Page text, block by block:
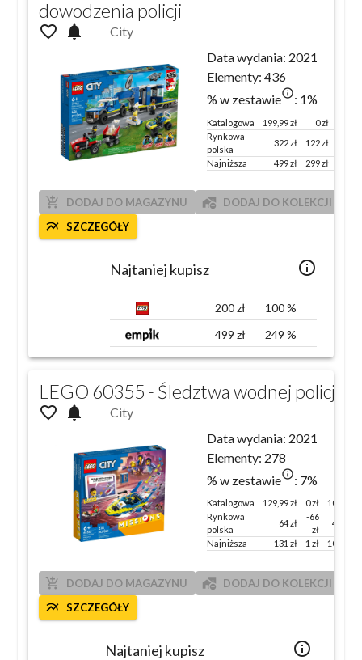
dowodzenia policji
favorite_outline notifications
City
Data wydania: 2021
Elementy: 436
% w zestawieinfo_outlined
: 1%
Katalogowa 199,99zł 0 zł
Rynkowa
polska
322zł 122zł
Najniższa
499zł 299zł
add_shopping_cart DODAJ DO MAGAZYNU add_home_work DODAJ DO KOLEKCJI
multiline_chart SZCZEGÓŁY
info_outlined
Najtaniej kupisz
200zł 100%
499 zł 249 %
LEGO 60355 - Śledztwa wodnej policji
favorite_outline notifications
City
Data wydania: 2021
Elementy: 278
% w zestawieinfo_outlined
: 7%
Katalogowa 129,99zł 0 zł
100 %
Rynkowa
polska
64zł
-66
zł
49
Najniższa
131 zł 1 zł 101
add_shopping_cart DODAJ DO MAGAZYNU add_home_work DODAJ DO KOLEKCJI
multiline_chart SZCZEGÓŁY
info_outlined
Najtaniej kupisz